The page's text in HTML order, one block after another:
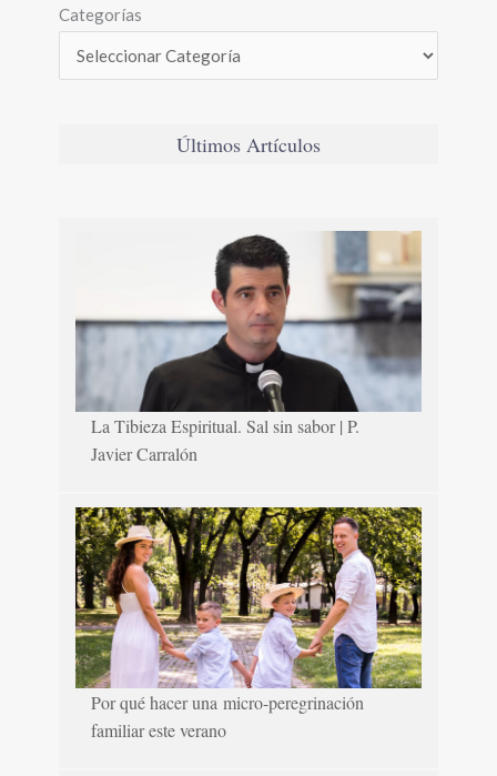
Categorías
Últimos Artículos
La Tibieza Espiritual. Sal sin sabor | P.
Javier Carralón
Por qué hacer una micro-peregrinación
familiar este verano